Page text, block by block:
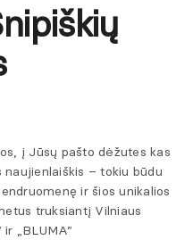
į Jūsų pašto dėžutes kas
– tokiu būdu
ir šios unikalios
truksiantį Vilniaus
„BLUMA”